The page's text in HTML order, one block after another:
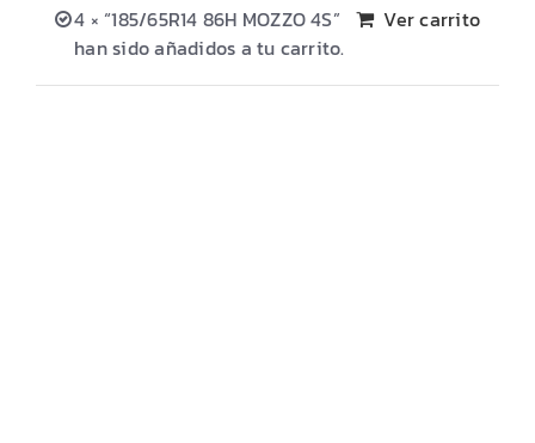
MITAS
MAXXIS
Ver carrito
4 × “185/65R14 86H MOZZO 4S”
han sido añadidos a tu carrito.